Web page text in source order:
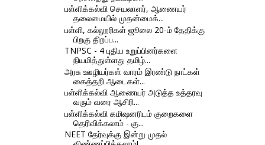
பள்ளிக்கல்வி செயலாளர், ஆணையர்
தலைமையில் முதன்மைக்...
பள்ளி, கல்லூரிகள் ஜூலை 20-ம் தேதிக்கு
பிறகு திறப்ப...
TNPSC - 4 புதிய உறுப்பினர்களை
நியமித்துள்ளது தமிழ்...
அரசு ஊழியர்கள் வாரம் இரண்டு நாட்கள்
கைத்தறி ஆடைகள்...
பள்ளிக்கல்வி ஆணையர் அடுத்த உத்தரவு
வரும் வரை ஆசிரி...
பள்ளிக்கல்வி கமிஷனரிடம் குறைகளை
தெரிவிக்கலாம் - கு...
NEET தேர்வுக்கு இன்று முதல்